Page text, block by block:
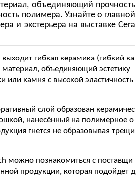
объединяющий прочность
полимера. Узнайте о главной
и экстерьера на выставке Cera
гибкая керамика (гибкий ка
объединяющий эстетику
или камня с высокой эластичность
слой образован керамичес
нанесённый на полимерное о
гнется не образовывая трещи
можно познакомиться с поставщи
продукции, которая подойдет д